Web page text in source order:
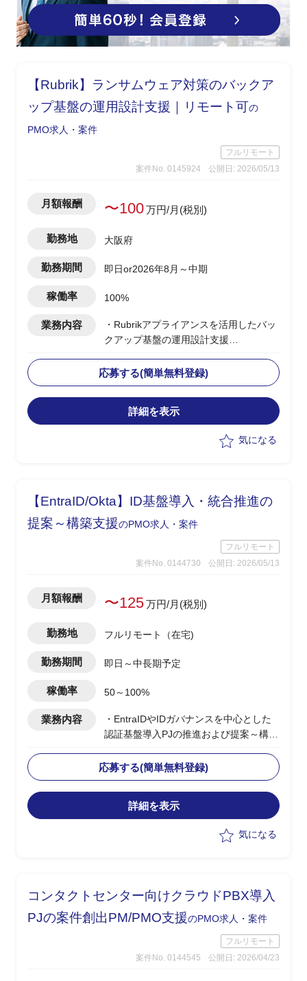
【Rubrik】ランサムウェア対策のバックア
ップ基盤の運用設計支援｜リモート可の
PMO求人・案件
フルリモート
案件No. 0145924
公開日: 2026/05/13
月額報酬 〜100万円/月(税別)
勤務地 大阪府
勤務期間 即日or2026年8月～中期
稼働率 100%
業務内容
・Rubrikアプライアンスを活用したバッ
クアップ基盤の運用設計支援
・バックアップ基盤の運用設計、運用フ
ロー策定
・ランサムウェア発災時の対応手順、イ
ンシデントレスポンス設計
応募する(簡単無料登録)
詳細を表示
気になる
【EntraID/Okta】ID基盤導入・統合推進の
提案～構築支援のPMO求人・案件
フルリモート
案件No. 0144730
公開日: 2026/05/13
月額報酬 〜125万円/月(税別)
勤務地 フルリモート（在宅)
勤務期間 即日～中長期予定
稼働率 50～100%
業務内容
・EntraIDやIDガバナンスを中心とした
認証基盤導入PJの推進および提案～構築
・BtoEおよびサプライチェーン向け認証
基盤の設計/統合方針策定
・エンドユーザー社内向けシステムを含
む認証/認可方式の検討
応募する(簡単無料登録)
詳細を表示
気になる
コンタクトセンター向けクラウドPBX導入
PJの案件創出PM/PMO支援のPMO求人・案件
フルリモート
案件No. 0144545
公開日: 2026/04/23